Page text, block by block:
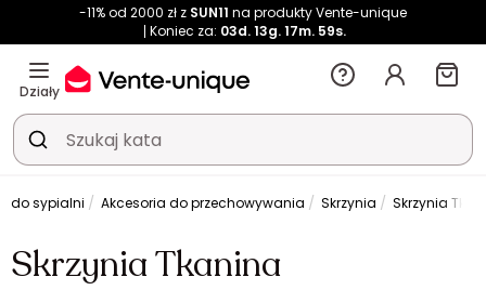
-11% od 2000 zł z SUN11 na produkty Vente-unique
Koniec za: 03d.13g.17m. 59s.
Działy
do sypialni Akcesoria do przechowywania Skrzynia Skrzynia
Skrzynia Tkanina